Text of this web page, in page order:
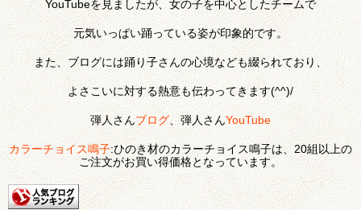
YouTubeを見ましたが、女の子を中心としたチームで
元気いっぱい踊っている姿が印象的です。
また、ブログには踊り子さんの心境なども綴られており、
よさこいに対する熱意も伝わってきます(^^)/
弾人さんブログ、弾人さんYouTube
カラーチョイス鳴子:ひのき材のカラーチョイス鳴子は、20組以上の
ご注文がお買い得価格となっています。